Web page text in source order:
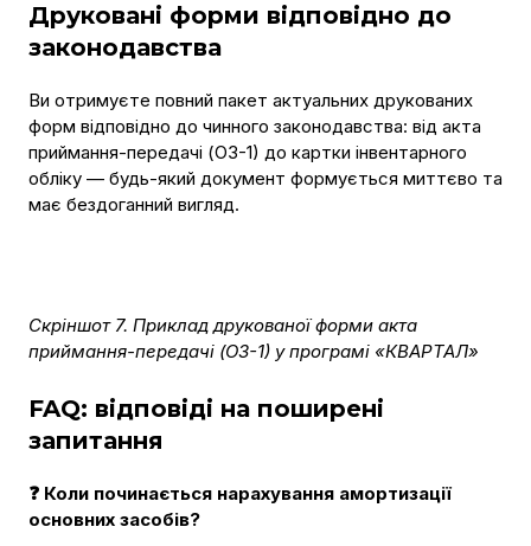
Друковані форми відповідно до
законодавства
Ви отримуєте повний пакет актуальних друкованих
форм відповідно до чинного законодавства: від акта
приймання-передачі (ОЗ-1) до картки інвентарного
обліку — будь-який документ формується миттєво та
має бездоганний вигляд.
Скріншот 7. Приклад друкованої форми акта
приймання-передачі (ОЗ-1) у програмі «КВАРТАЛ»
FAQ: відповіді на поширені
запитання
❓ Коли починається нарахування амортизації
основних засобів?